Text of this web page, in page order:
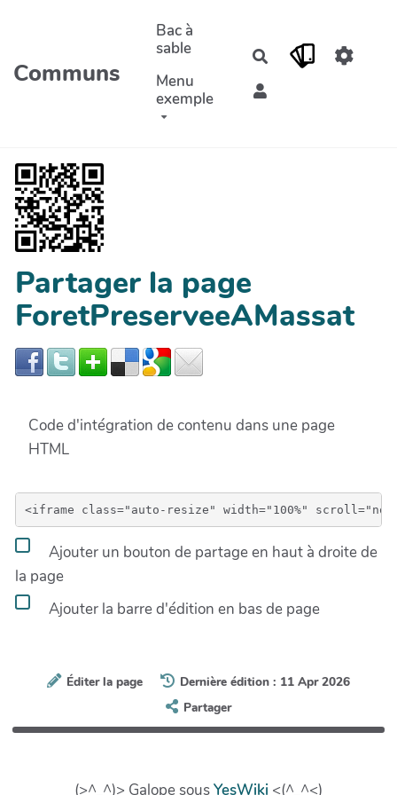
Aller au contenu principal
Communs
Bac à
sable
Menu
exemple
Rechercher
Partager la page
ForetPreserveeAMassat
Code d'intégration de contenu dans une page
HTML
Ajouter un bouton de partage en haut à droite de
la page
Ajouter la barre d'édition en bas de page
Éditer la page
Dernière édition : 11 Apr 2026
Partager
(>^_^)> Galope sousYesWiki <(^_^<)